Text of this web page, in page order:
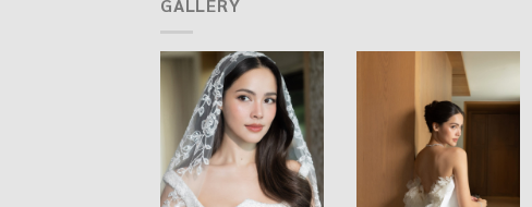
GALLERY